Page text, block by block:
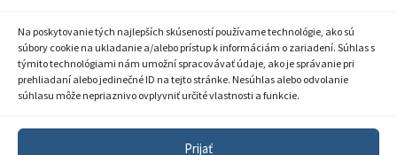
Na poskytovanie tých najlepších skúseností používame technológie, ako sú
súbory cookie na ukladanie a/alebo prístup k informáciám o zariadení. Súhlas s
týmito technológiami nám umožní spracovávať údaje, ako je správanie pri
prehliadaní alebo jedinečné ID na tejto stránke. Nesúhlas alebo odvolanie
súhlasu môže nepriaznivo ovplyvniť určité vlastnosti a funkcie.
Prijať
Zásady ochrany súkromia